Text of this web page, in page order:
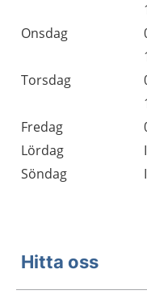
Onsdag
Torsdag
Fredag
Lördag
Söndag
Hitta oss